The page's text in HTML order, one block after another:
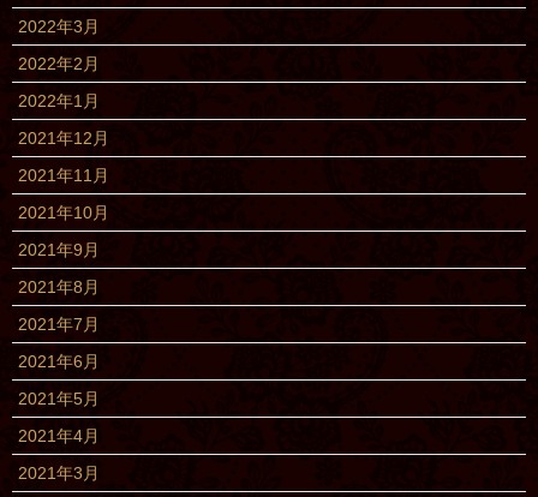
2022年3月
2022年2月
2022年1月
2021年12月
2021年11月
2021年10月
2021年9月
2021年8月
2021年7月
2021年6月
2021年5月
2021年4月
2021年3月